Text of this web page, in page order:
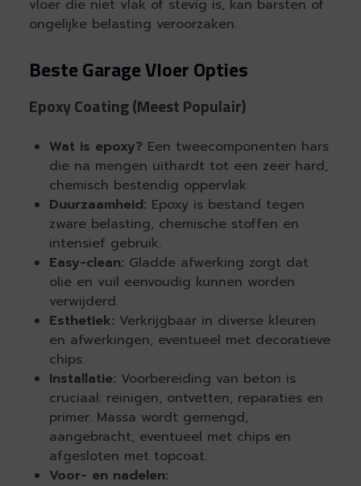
vloer die niet vlak of stevig is, kan barsten of
ongelijke belasting veroorzaken.
Beste Garage Vloer Opties
Epoxy Coating (Meest Populair)
Wat is epoxy? Een tweecomponenten hars
die na mengen uithardt tot een zeer hard,
chemisch bestendig oppervlak.
Duurzaamheid: Epoxy is bestand tegen
zware belasting, chemische stoffen en
intensief gebruik.
Easy-clean: Gladde afwerking zorgt dat
olie en vuil eenvoudig kunnen worden
verwijderd.
Esthetiek: Verkrijgbaar in diverse kleuren
en afwerkingen, eventueel met decoratieve
chips.
Installatie: Voorbereiding van beton is
cruciaal: reinigen, ontvetten, reparaties en
primer. Massa wordt gemengd,
aangebracht, eventueel met chips en
afgesloten met topcoat.
Voor- en nadelen: